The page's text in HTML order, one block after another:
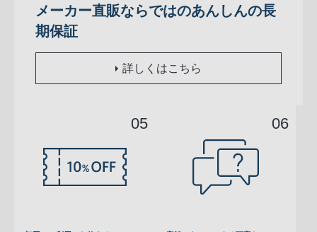
メーカー直販ならではのあんしんの長
期保証
詳しくはこちら